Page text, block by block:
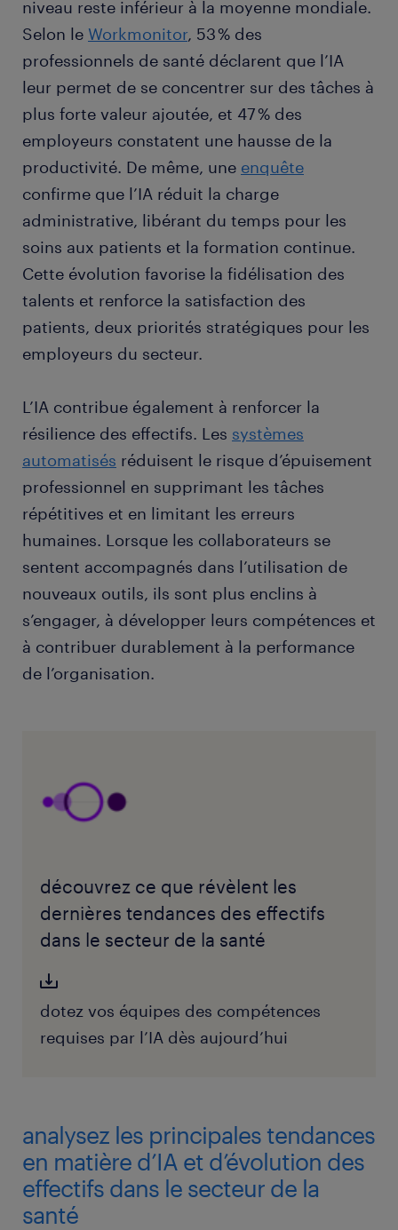
niveau reste inférieur à la moyenne mondiale.
Selon le Workmonitor, 53 % des
professionnels de santé déclarent que l’IA
leur permet de se concentrer sur des tâches à
plus forte valeur ajoutée, et 47 % des
employeurs constatent une hausse de la
productivité. De même, une enquête
confirme que l’IA réduit la charge
administrative, libérant du temps pour les
soins aux patients et la formation continue.
Cette évolution favorise la fidélisation des
talents et renforce la satisfaction des
patients, deux priorités stratégiques pour les
employeurs du secteur.
L’IA contribue également à renforcer la
résilience des effectifs. Les systèmes
automatisés réduisent le risque d’épuisement
professionnel en supprimant les tâches
répétitives et en limitant les erreurs
humaines. Lorsque les collaborateurs se
sentent accompagnés dans l’utilisation de
nouveaux outils, ils sont plus enclins à
s’engager, à développer leurs compétences et
à contribuer durablement à la performance
de l’organisation.
découvrez ce que révèlent les
dernières tendances des effectifs
dans le secteur de la santé
dotez vos équipes des compétences
requises par l’IA dès aujourd’hui
analysez les principales tendances
en matière d’IA et d’évolution des
effectifs dans le secteur de la
santé